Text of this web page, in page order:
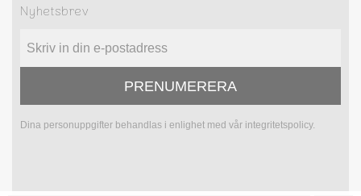
Nyhetsbrev
PRENUMERERA
Dina personuppgifter behandlas i enlighet med vår integritetspolicy.